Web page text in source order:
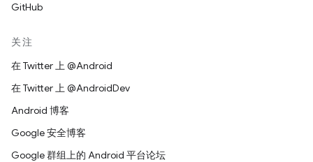
GitHub
关注
在 Twitter 上 @Android
在 Twitter 上 @AndroidDev
Android 博客
Google 安全博客
Google 群组上的 Android 平台论坛